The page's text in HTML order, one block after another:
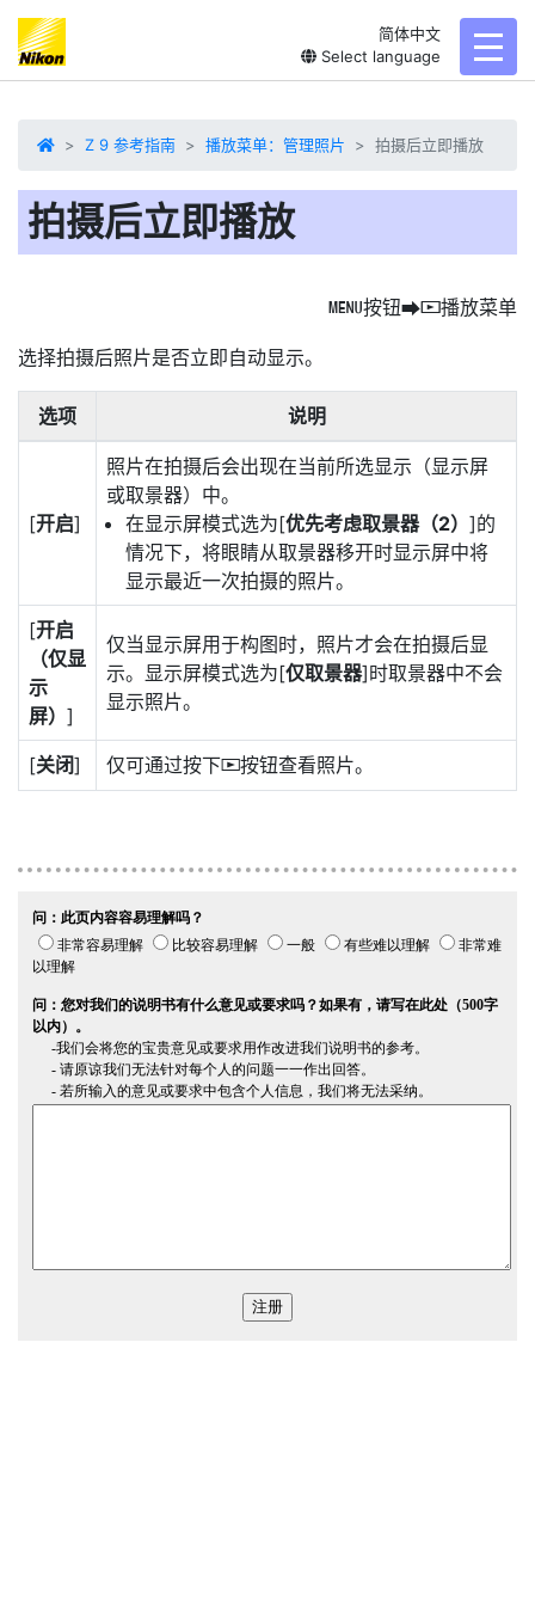
简体中文
Select language
Z 9 参考指南 播放菜单：管理照片 拍摄后立即播放
拍摄后立即播放
G按钮UD播放菜单
选择拍摄后照片是否立即自动显示。
选项 说明
[开启]
照片在拍摄后会出现在当前所选显示（显示屏
或取景器）中。
在显示屏模式选为[优先考虑取景器（2） ]的
情况下，将眼睛从取景器移开时显示屏中将
显示最近一次拍摄的照片。
[开启
（仅显
示
屏） ]
仅当显示屏用于构图时，照片才会在拍摄后显
示。显示屏模式选为[仅取景器]时取景器中不会
显示照片。
[关闭] 仅可通过按下K按钮查看照片。